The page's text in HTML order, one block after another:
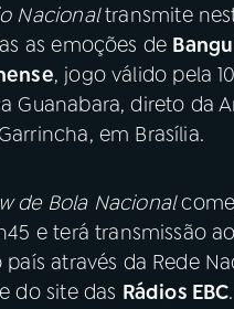
DE MÚSICA
Facebook
X
Nacionaltransmite
as emoções de
, jogo válido pela
Guanabara, direto da
em Brasília.
de Bola Nacional
e terá transmissão
através da Rede
do site das Rádios EBC.